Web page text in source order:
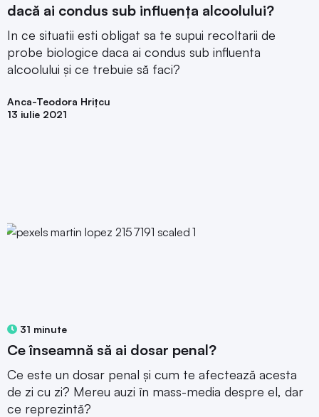
dacă ai condus sub influența alcoolului?
In ce situatii esti obligat sa te supui recoltarii de
probe biologice daca ai condus sub influenta
alcoolului și ce trebuie să faci?
Anca-Teodora Hrițcu
13 iulie 2021
31 minute
Ce înseamnă să ai dosar penal?
Ce este un dosar penal și cum te afectează acesta
de zi cu zi? Mereu auzi în mass-media despre el, dar
ce reprezintă?